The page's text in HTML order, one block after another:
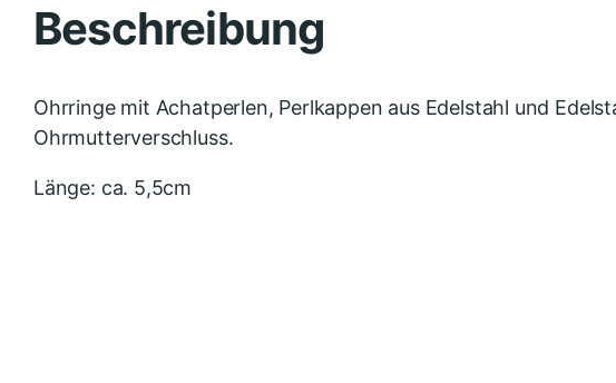
Beschreibung
Ohrringe mit Achatperlen, Perlkappen aus Edelstahl und
Ohrmutterverschluss.
Länge: ca. 5,5cm